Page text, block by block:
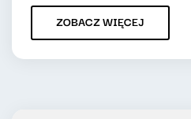
ZOBACZ WIĘCEJ